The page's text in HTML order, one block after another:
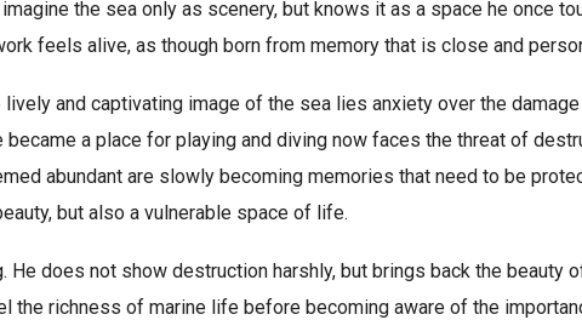
the sea only as scenery, but knows it as a space he once
feels alive, as though born from memory that is close and
and captivating image of the sea lies anxiety over the
a place for playing and diving now faces the threat of
abundant are slowly becoming memories that need to be
but also a vulnerable space of life.
does not show destruction harshly, but brings back the beauty
richness of marine life before becoming aware of the